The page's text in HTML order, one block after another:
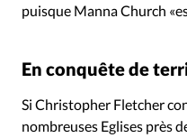
puisque Manna Church
En conquête de
Si Christopher Fletcher
nombreuses Eglises près